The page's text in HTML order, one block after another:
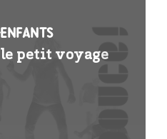
le petit voyage